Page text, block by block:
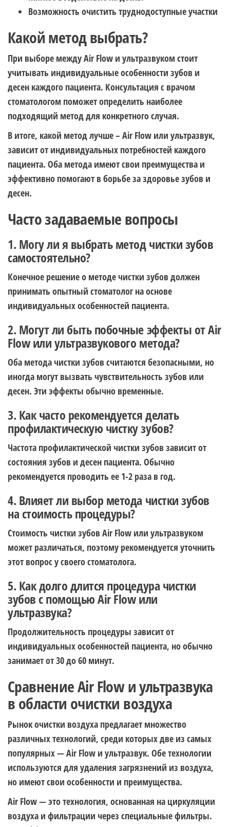
Возможность очистить труднодоступные участки
Какой метод выбрать?
При выборе между Air Flow и ультразвуком стоит
учитывать индивидуальные особенности зубов и
десен каждого пациента. Консультация с врачом
стоматологом поможет определить наиболее
подходящий метод для конкретного случая.
В итоге, какой метод лучше – Air Flow или ультразвук,
зависит от индивидуальных потребностей каждого
пациента. Оба метода имеют свои преимущества и
эффективно помогают в борьбе за здоровье зубов и
десен.
Часто задаваемые вопросы
1. Могу ли я выбрать метод чистки зубов
самостоятельно?
Конечное решение о методе чистки зубов должен
принимать опытный стоматолог на основе
индивидуальных особенностей пациента.
2. Могут ли быть побочные эффекты от Air
Flow или ультразвукового метода?
Оба метода чистки зубов считаются безопасными, но
иногда могут вызвать чувствительность зубов или
десен. Эти эффекты обычно временные.
3. Как часто рекомендуется делать
профилактическую чистку зубов?
Частота профилактической чистки зубов зависит от
состояния зубов и десен пациента. Обычно
рекомендуется проводить ее 1-2 раза в год.
4. Влияет ли выбор метода чистки зубов
на стоимость процедуры?
Стоимость чистки зубов Air Flow или ультразвуком
может различаться, поэтому рекомендуется уточнить
этот вопрос у своего стоматолога.
5. Как долго длится процедура чистки
зубов с помощью Air Flow или
ультразвука?
Продолжительность процедуры зависит от
индивидуальных особенностей пациента, но обычно
занимает от 30 до 60 минут.
Сравнение Air Flow и ультразвука
в области очистки воздуха
Рынок очистки воздуха предлагает множество
различных технологий, среди которых две из самых
популярных — Air Flow и ультразвук. Обе технологии
используются для удаления загрязнений из воздуха,
но имеют свои особенности и преимущества.
Air Flow — это технология, основанная на циркуляции
воздуха и фильтрации через специальные фильтры.